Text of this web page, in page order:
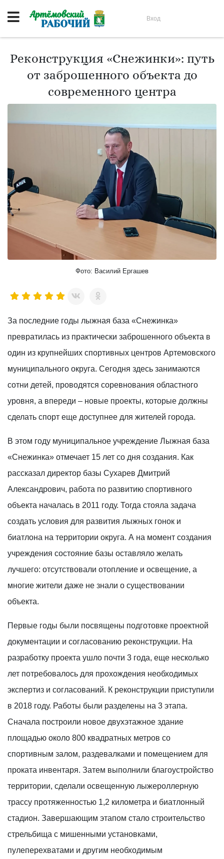
Вход
Реконструкция «Снежинки»: путь
от заброшенного объекта до
современного центра
Фото: Василий Ергашев
За последние годы лыжная база «Снежинка»
превратилась из практически заброшенного объекта в
один из крупнейших спортивных центров Артемовского
муниципального округа. Сегодня здесь занимаются
сотни детей, проводятся соревнования областного
уровня, а впереди – новые проекты, которые должны
сделать спорт еще доступнее для жителей города.
В этом году муниципальное учреждение Лыжная база
«Снежинка» отмечает 15 лет со дня создания. Как
рассказал директор базы Сухарев Дмитрий
Александрович, работа по развитию спортивного
объекта началась в 2011 году. Тогда стояла задача
создать условия для развития лыжных гонок и
биатлона на территории округа. А на момент создания
учреждения состояние базы оставляло желать
лучшего: отсутствовали отопление и освещение, а
многие жители даже не знали о существовании
объекта.
Первые годы были посвящены подготовке проектной
документации и согласованию реконструкции. На
разработку проекта ушло почти 3 года, еще несколько
лет потребовалось для прохождения необходимых
экспертиз и согласований. К реконструкции приступили
в 2018 году. Работы были разделены на 3 этапа.
Сначала построили новое двухэтажное здание
площадью около 800 квадратных метров со
спортивным залом, раздевалками и помещением для
проката инвентаря. Затем выполнили благоустройство
территории, сделали освещенную лыжероллерную
трассу протяженностью 1,2 километра и биатлонный
стадион. Завершающим этапом стало строительство
стрельбища с мишенными установками,
пулеперехватами и другим необходимым